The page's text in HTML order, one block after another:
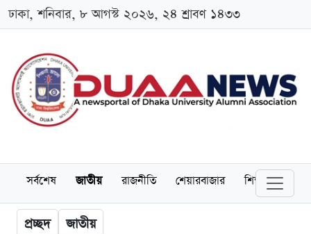
ঢাকা, শনিবার, ৮ আগস্ট ২০২৬, ২৪ শ্রাবণ ১৪৩৩
সর্বশেষ জাতীয় রাজনীতি শেয়ারবাজার শিক্ষা
প্রচ্ছদ জাতীয়